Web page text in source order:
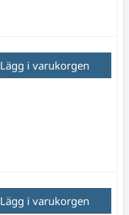
Lägg i varukorgen
Lägg i varukorgen